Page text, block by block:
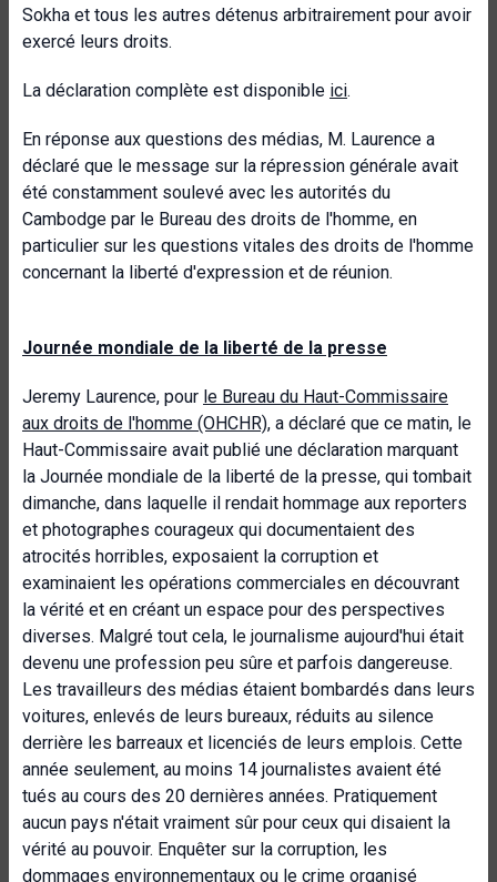
Sokha et tous les autres détenus arbitrairement pour avoir
exercé leurs droits.
La déclaration complète est disponible ici.
En réponse aux questions des médias, M. Laurence a
déclaré que le message sur la répression générale avait
été constamment soulevé avec les autorités du
Cambodge par le Bureau des droits de l'homme, en
particulier sur les questions vitales des droits de l'homme
concernant la liberté d'expression et de réunion.
Journée mondiale de la liberté de la presse
Jeremy Laurence, pour le Bureau du Haut-Commissaire
aux droits de l'homme (OHCHR), a déclaré que ce matin, le
Haut-Commissaire avait publié une déclaration marquant
la Journée mondiale de la liberté de la presse, qui tombait
dimanche, dans laquelle il rendait hommage aux reporters
et photographes courageux qui documentaient des
atrocités horribles, exposaient la corruption et
examinaient les opérations commerciales en découvrant
la vérité et en créant un espace pour des perspectives
diverses. Malgré tout cela, le journalisme aujourd'hui était
devenu une profession peu sûre et parfois dangereuse.
Les travailleurs des médias étaient bombardés dans leurs
voitures, enlevés de leurs bureaux, réduits au silence
derrière les barreaux et licenciés de leurs emplois. Cette
année seulement, au moins 14 journalistes avaient été
tués au cours des 20 dernières années. Pratiquement
aucun pays n'était vraiment sûr pour ceux qui disaient la
vérité au pouvoir. Enquêter sur la corruption, les
dommages environnementaux ou le crime organisé